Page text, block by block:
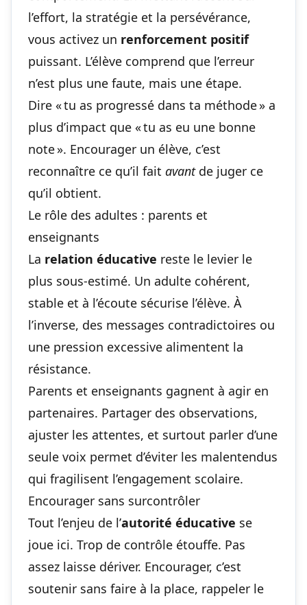
l’effort, la stratégie et la persévérance,
vous activez un renforcement positif
puissant. L’élève comprend que l’erreur
n’est plus une faute, mais une étape.
Dire « tu as progressé dans ta méthode » a
plus d’impact que « tu as eu une bonne
note ». Encourager un élève, c’est
reconnaître ce qu’il fait avantde juger ce
qu’il obtient.
Le rôle des adultes : parents et
enseignants
La relation éducative reste le levier le
plus sous-estimé. Un adulte cohérent,
stable et à l’écoute sécurise l’élève. À
l’inverse, des messages contradictoires ou
une pression excessive alimentent la
résistance.
Parents et enseignants gagnent à agir en
partenaires. Partager des observations,
ajuster les attentes, et surtout parler d’une
seule voix permet d’éviter les malentendus
qui fragilisent l’engagement scolaire.
Encourager sans surcontrôler
Tout l’enjeu de l’autorité éducative se
joue ici. Trop de contrôle étouffe. Pas
assez laisse dériver. Encourager, c’est
soutenir sans faire à la place, rappeler le